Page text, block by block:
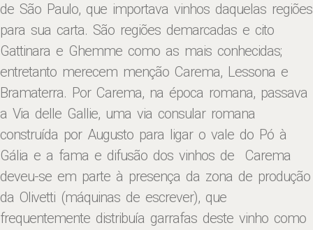
de São Paulo, que importava vinhos daquelas regiões
para sua carta. São regiões demarcadas e cito
Gattinara e Ghemme como as mais conhecidas;
entretanto merecem menção Carema, Lessona e
Bramaterra. Por Carema, na época romana, passava
a Via delle Gallie, uma via consular romana
construída por Augusto para ligar o vale do Pó à
Gália e a fama e difusão dos vinhos de Carema
deveu-se em parte à presença da zona de produção
da Olivetti (máquinas de escrever), que
frequentemente distribuía garrafas deste vinho como